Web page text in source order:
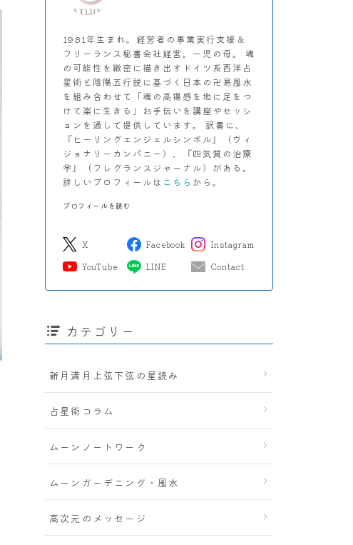
1981年生まれ。経営者の事業実行支援＆
フリーランス秘書会社経営。一児の母。 魂
の可能性を緻密に描き出すドイツ系西洋占
星術と陰陽五行説に基づく日本の卍易風水
を組み合わせて「魂の高揚感を地に足をつ
けて楽に生きる」お手伝いを講座やセッシ
ョンを通して提供しています。 訳書に、
『ヒーリングエンジェルシンボル』（ヴィ
ジョナリーカンパニー）、『四気質の治療
学』（フレグランスジャーナル）がある。
詳しいプロフィールは こちら から。
プロフィールを読む
X Facebook
Instagram
YouTube
LINE Contact
カテゴリー
新月満月上弦下弦の星読み
占星術コラム
ムーンノートワーク
ムーンガーデニング・風水
高次元のメッセージ